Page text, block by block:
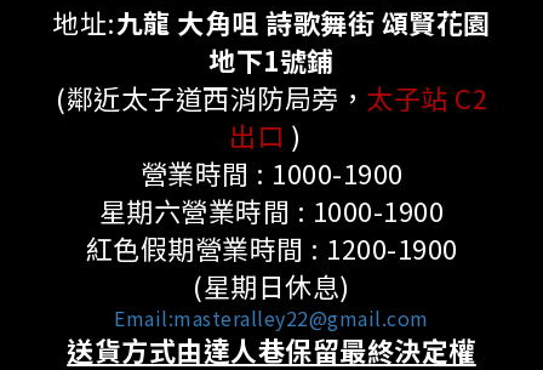
地址:九龍 大角咀 詩歌舞街 頌賢花園
地下1號鋪
(鄰近太子道西消防局旁， 太子站 C2
出口 )
營業時間 : 1000-1900
星期六營業時間 : 1000-1900
紅色假期營業時間 : 1200-1900
(星期日休息)
Email:masteralley22@gmail.com
送貨方式由達人巷保留最終決定權